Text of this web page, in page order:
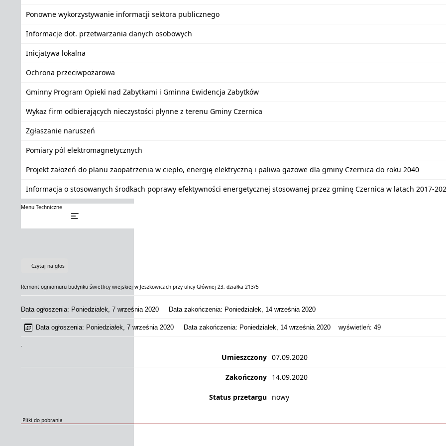
Ponowne wykorzystywanie informacji sektora publicznego
Informacje dot. przetwarzania danych osobowych
Inicjatywa lokalna
Ochrona przeciwpożarowa
Gminny Program Opieki nad Zabytkami i Gminna Ewidencja Zabytków
Wykaz firm odbierających nieczystości płynne z terenu Gminy Czernica
Zgłaszanie naruszeń
Pomiary pól elektromagnetycznych
Projekt założeń do planu zaopatrzenia w ciepło, energię elektryczną i paliwa gazowe dla gminy Czernica do roku 2040
Informacja o stosowanych środkach poprawy efektywności energetycznej stosowanej przez gminę Czernica w latach 2017-
Menu Techniczne
Czytaj na głos
Remont ogniomuru budynku świetlicy wiejskiej w Jeszkowicach przy ulicy Głównej 23, działka 213/5
Data ogłoszenia: Poniedziałek, 7 września 2020 Data zakończenia: Poniedziałek, 14 września 2020
Data ogłoszenia: Poniedziałek, 7 września 2020 Data zakończenia: Poniedziałek, 14 września 2020 wyświetleń: 49
Umieszczony 07.09.2020
Zakończony 14.09.2020
Status przetargu nowy
Pliki do pobrania